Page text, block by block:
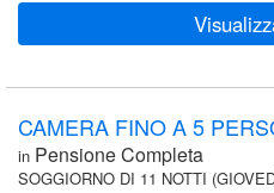
CAMERA FINO A 5
in Pensione Completa
SOGGIORNO DI 11 NOTTI